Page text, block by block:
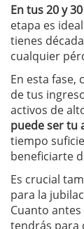
En tus 20 y
etapa es
tienes
cualquier
En esta
de tus
activos de
puede ser tu
tiempo
beneficiarte
Es crucial
para la
Cuanto
tendrás para